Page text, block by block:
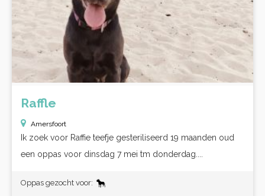
Raffle
Amersfoort
Ik zoek voor Raffie teefje gesteriliseerd 19 maanden oud
een oppas voor dinsdag 7 mei tm donderdag....
Oppas gezocht voor: